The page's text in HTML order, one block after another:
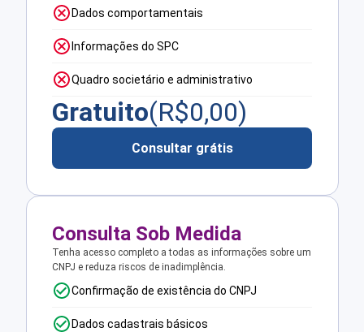
Dados comportamentais
Informações do SPC
Quadro societário e administrativo
Gratuito(R$0,00)
Consultar grátis
Consulta Sob Medida
Tenha acesso completo a todas as informações sobre um
CNPJ e reduza riscos de inadimplência.
Confirmação de existência do CNPJ
Dados cadastrais básicos